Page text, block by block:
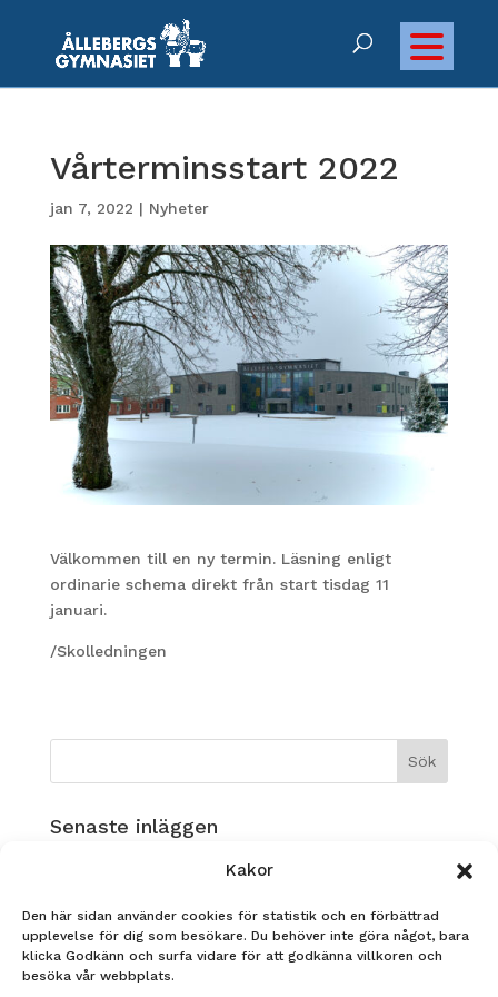
Kakor
Den här sidan använder cookies för statistik och en förbättrad
upplevelse för dig som besökare. Du behöver inte göra något, bara
klicka Godkänn och surfa vidare för att godkänna villkoren och
besöka vår webbplats.
Vårterminsstart 2022
jan 7, 2022 | Nyheter
Välkommen till en ny termin. Läsning enligt
ordinarie schema direkt från start tisdag 11
januari.
/Skolledningen
Senaste inläggen
Musikverksamhet på Ållebergsgymnasiet!
Nadja Heldin, FS23 tävlar i årets Yrkes-SM!
STUDENT 2026